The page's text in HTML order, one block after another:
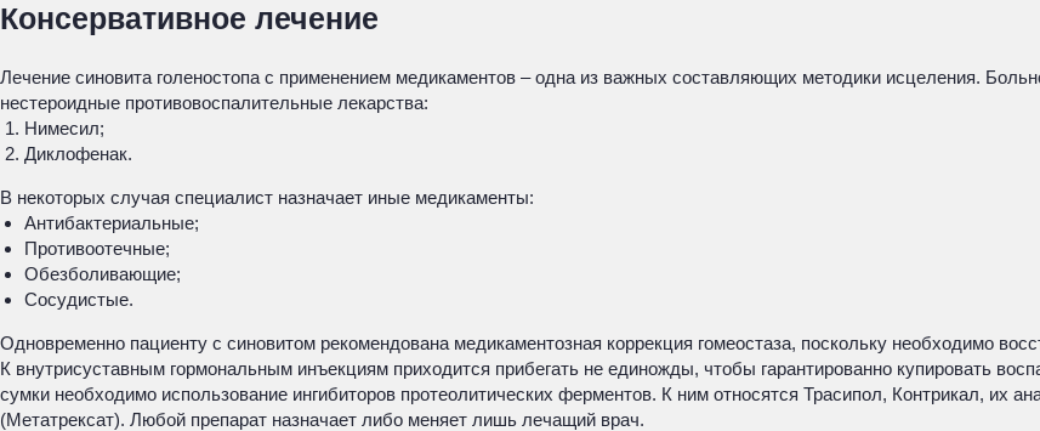
Консервативное лечение
Лечение синовита голеностопа с применением медикаментов – одна из важных составляющих методики исцеления.
нестероидные противовоспалительные лекарства:
Нимесил;
Диклофенак.
В некоторых случая специалист назначает иные медикаменты:
Антибактериальные;
Противоотечные;
Обезболивающие;
Сосудистые.
Одновременно пациенту с синовитом рекомендована медикаментозная коррекция гомеостаза, поскольку необходимо
К внутрисуставным гормональным инъекциям приходится прибегать не единожды, чтобы гарантированно купировать
сумки необходимо использование ингибиторов протеолитических ферментов. К ним относятся Трасипол, Контрикал, их
(Метатрексат). Любой препарат назначает либо меняет лишь лечащий врач.